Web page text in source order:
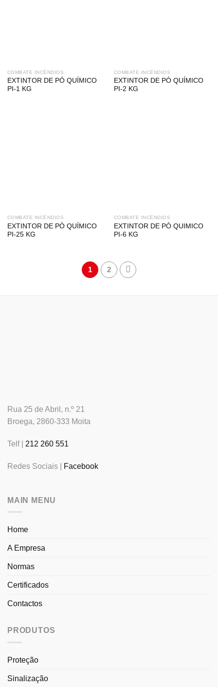
COMBATE INCÊNDIOS
EXTINTOR DE PÓ QUÍMICO
PI-1 KG
COMBATE INCÊNDIOS
EXTINTOR DE PÓ QUÍMICO
PI-2 KG
COMBATE INCÊNDIOS
EXTINTOR DE PÓ QUÍMICO
PI-25 KG
COMBATE INCÊNDIOS
EXTINTOR DE PÓ QUIMICO
PI-6 KG
1 2
Rua 25 de Abril, n.º 21
Broega, 2860-333 Moita
Telf | 212 260 551
Redes Sociais | Facebook
MAIN MENU
Home
A Empresa
Normas
Certificados
Contactos
PRODUTOS
Proteção
Sinalização